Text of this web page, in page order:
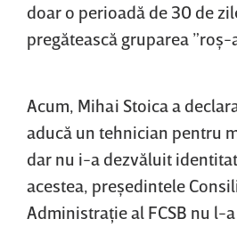
doar o perioadă de 30 de
pregătească gruparea ”roş-
Acum, Mihai Stoica a
aducă un tehnician pentru
dar nu i-a dezvăluit
acestea, preşedintele
Administraţie al FCSB nu l-